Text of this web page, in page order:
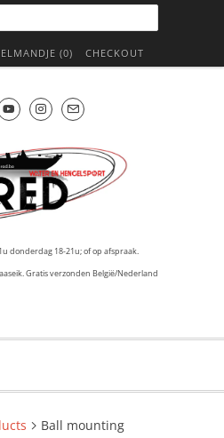
(0) CHECKOUT
donderdag 18-21u; of op afspraak.
Gratis verzonden België/Nederland
Ball mounting